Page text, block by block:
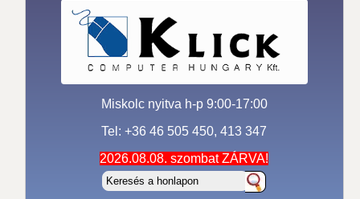
Miskolc nyitva h-p 9:00-17:00
Tel: +36 46 505 450, 413 347
2026.08.08. szombat ZÁRVA!